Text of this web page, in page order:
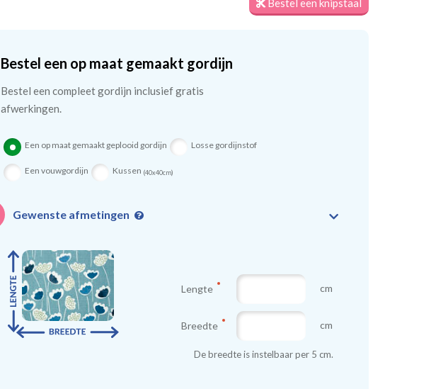
Bestel een knipstaal
Bestel een op maat gemaakt gordijn
Bestel een compleet gordijn inclusief gratis
afwerkingen.
Een op maat gemaakt geplooid gordijn Losse gordijnstof
Een vouwgordijn Kussen (40x40cm)
Gewenste afmetingen
Lengte cm
Breedte cm
De breedte is instelbaar per 5 cm.